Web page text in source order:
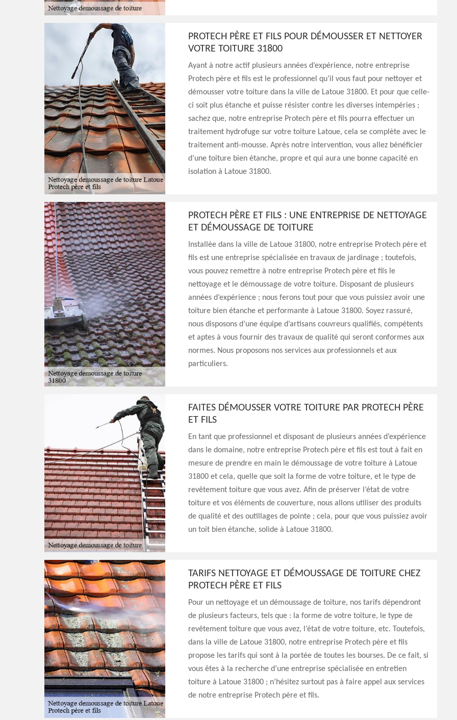
PROTECH PÈRE ET FILS POUR DÉMOUSSER ET NETTOYER
VOTRE TOITURE 31800
Ayant à notre actif plusieurs années d’expérience, notre entreprise
Protech père et fils est le professionnel qu’il vous faut pour nettoyer et
démousser votre toiture dans la ville de Latoue 31800. Et pour que celle-
ci soit plus étanche et puisse résister contre les diverses intempéries ;
sachez que, notre entreprise Protech père et fils pourra effectuer un
traitement hydrofuge sur votre toiture Latoue, cela se complète avec le
traitement anti-mousse. Après notre intervention, vous allez bénéficier
d’une toiture bien étanche, propre et qui aura une bonne capacité en
isolation à Latoue 31800.
PROTECH PÈRE ET FILS : UNE ENTREPRISE DE NETTOYAGE
ET DÉMOUSSAGE DE TOITURE
Installée dans la ville de Latoue 31800, notre entreprise Protech père et
fils est une entreprise spécialisée en travaux de jardinage ; toutefois,
vous pouvez remettre à notre entreprise Protech père et fils le
nettoyage et le démoussage de votre toiture. Disposant de plusieurs
années d’expérience ; nous ferons tout pour que vous puissiez avoir une
toiture bien étanche et performante à Latoue 31800. Soyez rassuré,
nous disposons d’une équipe d’artisans couvreurs qualifiés, compétents
et aptes à vous fournir des travaux de qualité qui seront conformes aux
normes. Nous proposons nos services aux professionnels et aux
particuliers.
FAITES DÉMOUSSER VOTRE TOITURE PAR PROTECH PÈRE
ET FILS
En tant que professionnel et disposant de plusieurs années d’expérience
dans le domaine, notre entreprise Protech père et fils est tout à fait en
mesure de prendre en main le démoussage de votre toiture à Latoue
31800 et cela, quelle que soit la forme de votre toiture, et le type de
revêtement toiture que vous avez. Afin de préserver l’état de votre
toiture et vos éléments de couverture, nous allons utiliser des produits
de qualité et des outillages de pointe ; cela, pour que vous puissiez avoir
un toit bien étanche, solide à Latoue 31800.
TARIFS NETTOYAGE ET DÉMOUSSAGE DE TOITURE CHEZ
PROTECH PÈRE ET FILS
Pour un nettoyage et un démoussage de toiture, nos tarifs dépendront
de plusieurs facteurs, tels que : la forme de votre toiture, le type de
revêtement toiture que vous avez, l’état de votre toiture, etc. Toutefois,
dans la ville de Latoue 31800, notre entreprise Protech père et fils
propose les tarifs qui sont à la portée de toutes les bourses. De ce fait, si
vous êtes à la recherche d’une entreprise spécialisée en entretien
toiture à Latoue 31800 ; n’hésitez surtout pas à faire appel aux services
de notre entreprise Protech père et fils.